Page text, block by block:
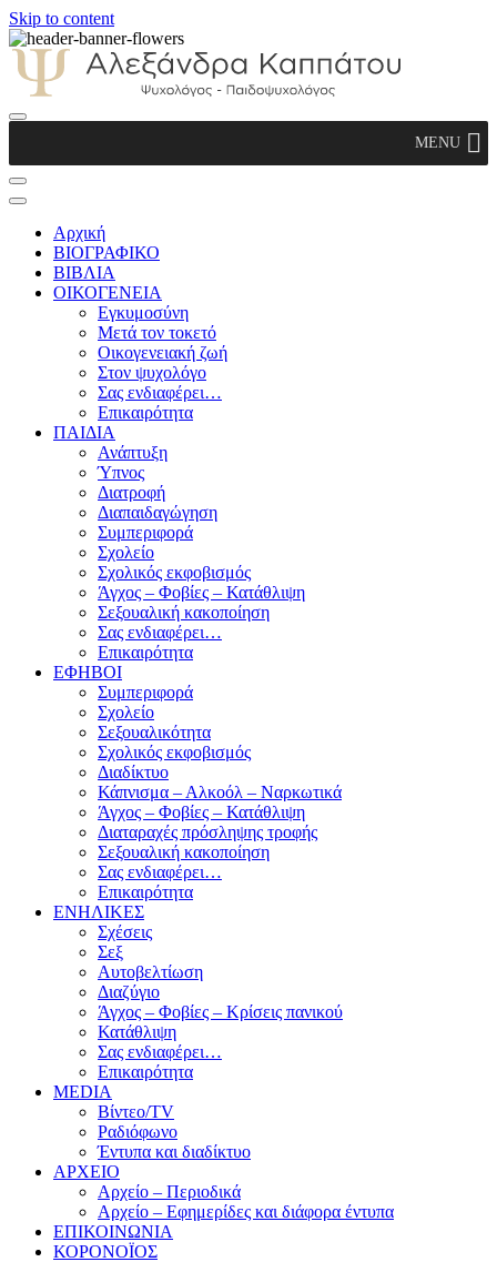
Skip to content
Παιδοψυχολόγος
MENU
Αρχική
ΒΙΟΓΡΑΦΙΚΟ
ΒΙΒΛΙΑ
ΟΙΚΟΓΕΝΕΙΑ
Εγκυμοσύνη
Μετά τον τοκετό
Οικογενειακή ζωή
Στον ψυχολόγο
Σας ενδιαφέρει…
Επικαιρότητα
ΠΑΙΔΙΑ
Ανάπτυξη
Ύπνος
Διατροφή
Διαπαιδαγώγηση
Συμπεριφορά
Σχολείο
Σχολικός εκφοβισμός
Άγχος – Φοβίες – Κατάθλιψη
Σεξουαλική κακοποίηση
Σας ενδιαφέρει…
Επικαιρότητα
ΕΦΗΒΟΙ
Συμπεριφορά
Σχολείο
Σεξουαλικότητα
Σχολικός εκφοβισμός
Διαδίκτυο
Κάπνισμα – Αλκοόλ – Ναρκωτικά
Άγχος – Φοβίες – Κατάθλιψη
Διαταραχές πρόσληψης τροφής
Σεξουαλική κακοποίηση
Σας ενδιαφέρει…
Επικαιρότητα
ΕΝΗΛΙΚΕΣ
Σχέσεις
Σεξ
Αυτοβελτίωση
Διαζύγιο
Άγχος – Φοβίες – Κρίσεις πανικού
Κατάθλιψη
Σας ενδιαφέρει…
Επικαιρότητα
MEDIA
Βίντεο/TV
Ραδιόφωνο
Έντυπα και διαδίκτυο
ΑΡΧΕΙΟ
Αρχείο – Περιοδικά
Αρχείο – Εφημερίδες και διάφορα έντυπα
ΕΠΙΚΟΙΝΩΝΙΑ
ΚΟΡΟΝΟΪΟΣ